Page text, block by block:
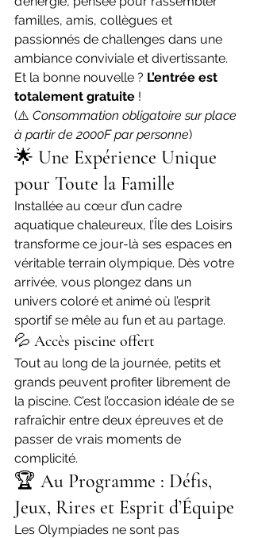
familles, amis, collègues et
passionnés de challenges dans une
ambiance conviviale et divertissante.
Et la bonne nouvelle ? L’entrée est
totalement gratuite !
(⚠️ Consommation obligatoire sur place
à partir de 2000F par personne)
🌟 Une Expérience Unique
pour Toute la Famille
Installée au cœur d’un cadre
aquatique chaleureux, l’Île des Loisirs
transforme ce jour-là ses espaces en
véritable terrain olympique. Dès votre
arrivée, vous plongez dans un
univers coloré et animé où l’esprit
sportif se mêle au fun et au partage.
💦 Accès piscine offert
Tout au long de la journée, petits et
grands peuvent profiter librement de
la piscine. C’est l’occasion idéale de se
rafraîchir entre deux épreuves et de
passer de vrais moments de
complicité.
🏆 Au Programme : Défis,
Jeux, Rires et Esprit d’Équipe
Les Olympiades ne sont pas